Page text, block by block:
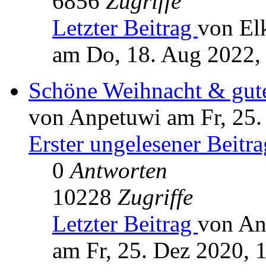
Letzter Beitrag von
am Do, 18. Aug
Schöne Weihnacht &
von Anpetuwi am Fr,
Erster ungelesener
0Antworten
10228 Zugriffe
Letzter Beitrag von
am Fr, 25. Dez 2020,